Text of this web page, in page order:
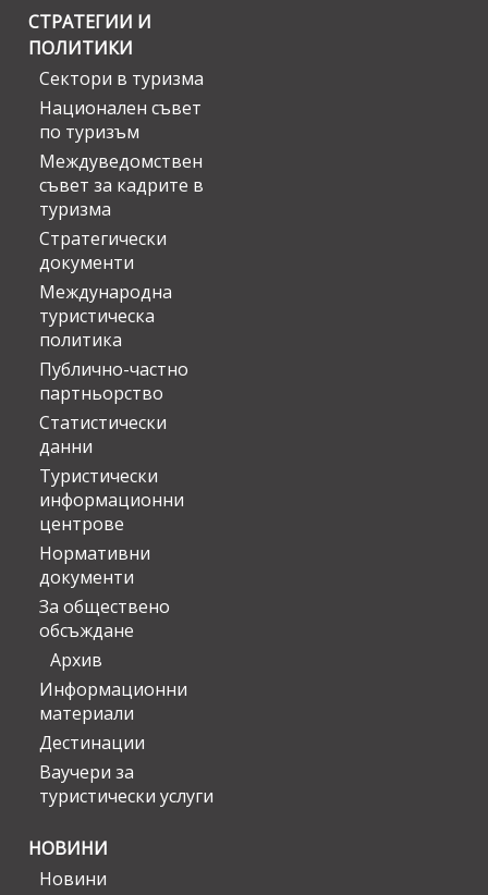
СТРАТЕГИИ И
ПОЛИТИКИ
Сектори в туризма
Национален съвет
по туризъм
Междуведомствен
съвет за кадрите в
туризма
Стратегически
документи
Международна
туристическа
политика
Публично-частно
партньорство
Статистически
данни
Туристически
информационни
центрове
Нормативни
документи
За обществено
обсъждане
Архив
Информационни
материали
Дестинации
Ваучери за
туристически услуги
НОВИНИ
Новини